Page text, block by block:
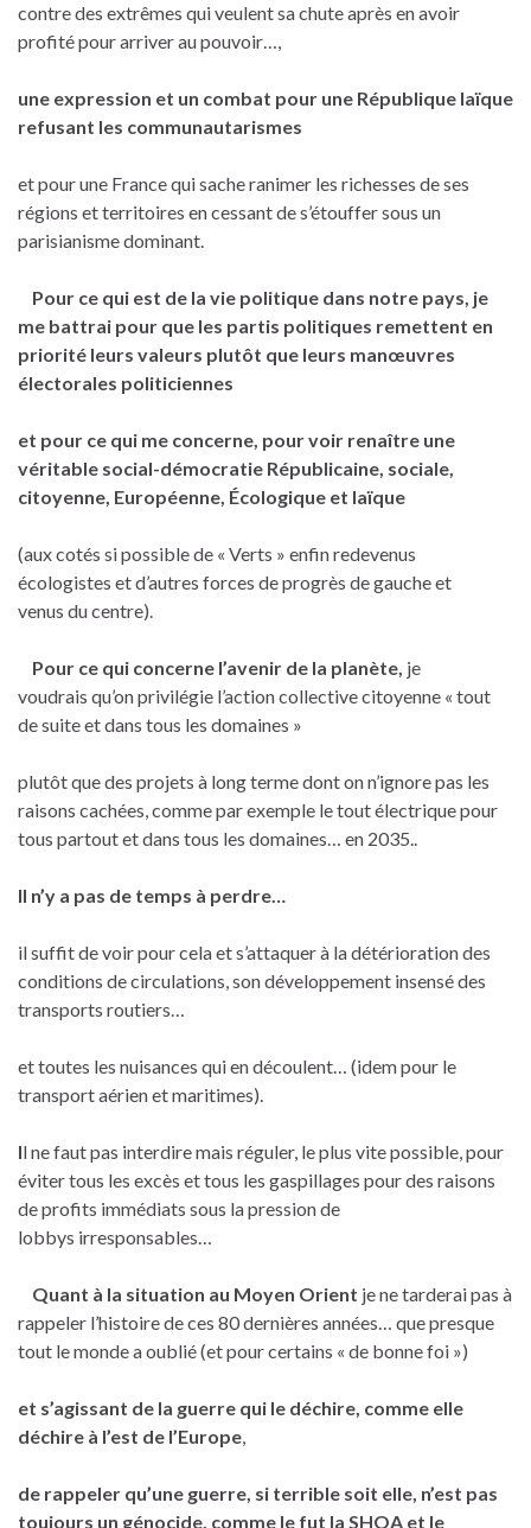
contre des extrêmes qui veulent sa chute après en avoir
profité pour arriver au pouvoir…,
une expression et un combat pour une République laïque
refusant les communautarismes
et pour une France qui sache ranimer les richesses de ses
régions et territoires en cessant de s’étouffer sous un
parisianisme dominant.
Pour ce qui est de la vie politique dans notre pays, je
me battrai pour que les partis politiques remettent en
priorité leurs valeurs plutôt que leurs manœuvres
électorales politiciennes
et pour ce qui me concerne, pour voir renaître une
véritable social-démocratie Républicaine, sociale,
citoyenne, Européenne, Écologique et laïque
(aux cotés si possible de « Verts » enfin redevenus
écologistes et d’autres forces de progrès de gauche et
venus du centre).
Pour ce qui concerne l’avenir de la planète, je
voudrais qu’on privilégie l’action collective citoyenne « tout
de suite et dans tous les domaines »
plutôt que des projets à long terme dont on n’ignore pas les
raisons cachées, comme par exemple le tout électrique pour
tous partout et dans tous les domaines… en 2035..
Il n’y a pas de temps à perdre…
il suffit de voir pour cela et s’attaquer à la détérioration des
conditions de circulations, son développement insensé des
transports routiers…
et toutes les nuisances qui en découlent… (idem pour le
transport aérien et maritimes).
Il ne faut pas interdire mais réguler, le plus vite possible, pour
éviter tous les excès et tous les gaspillages pour des raisons
de profits immédiats sous la pression de
lobbys irresponsables…
Quant à la situation au Moyen Orient je ne tarderai pas à
rappeler l’histoire de ces 80 dernières années… que presque
tout le monde a oublié (et pour certains « de bonne foi »)
et s’agissant de la guerre qui le déchire, comme elle
déchire à l’est de l’Europe,
de rappeler qu’une guerre, si terrible soit elle, n’est pas
toujours un génocide, comme le fut la SHOA et le